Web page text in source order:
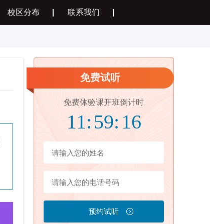
校区分布 联系我们
免费试听
免费体验课开班倒计时
11: 59: 16